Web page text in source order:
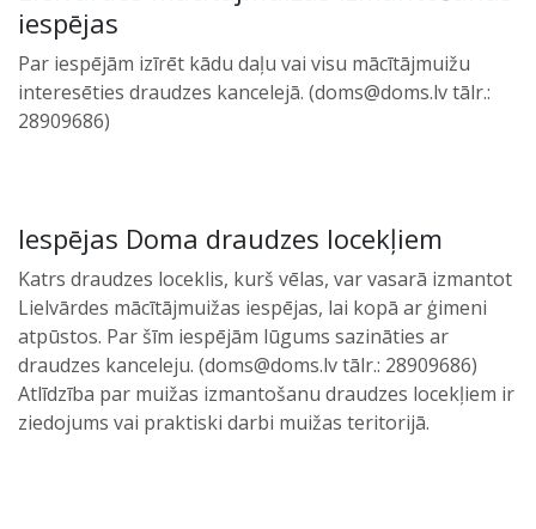
iespējas
Par iespējām izīrēt kādu daļu vai visu mācītājmuižu
interesēties draudzes kancelejā. (doms@doms.lv tālr.:
28909686)
Iespējas Doma draudzes locekļiem
Katrs draudzes loceklis, kurš vēlas, var vasarā izmantot
Lielvārdes mācītājmuižas iespējas, lai kopā ar ģimeni
atpūstos. Par šīm iespējām lūgums sazināties ar
draudzes kanceleju. (doms@doms.lv tālr.: 28909686)
Atlīdzība par muižas izmantošanu draudzes locekļiem ir
ziedojums vai praktiski darbi muižas teritorijā.